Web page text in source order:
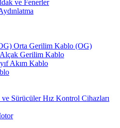
ve Fenerler
Orta Gerilim Kablo (OG)
Alçak Gerilim Kablo
Akım Kablo
Hız Kontrol Cihazları